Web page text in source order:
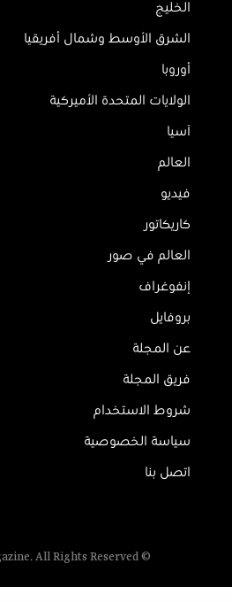
الخليج
الشرق الأوسط وشمال أفريقيا
أوروبا
الولايات المتحدة الأميركية
آسيا
العالم
فيديو
كاريكاتور
العالم في صور
إنفوغراف
بروفايل
عن المجلة
فريق المجلة
شروط الاستخدام
سياسة الخصوصية
اتصل بنا
© Al Majalla Magazine. All Rights Reserved.